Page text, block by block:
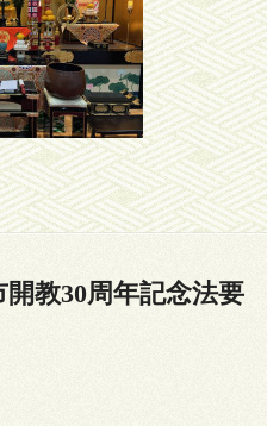
教30周年記念法要